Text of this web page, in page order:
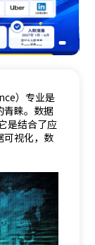
）专业是
青睐。数据
是结合了应
可视化，数